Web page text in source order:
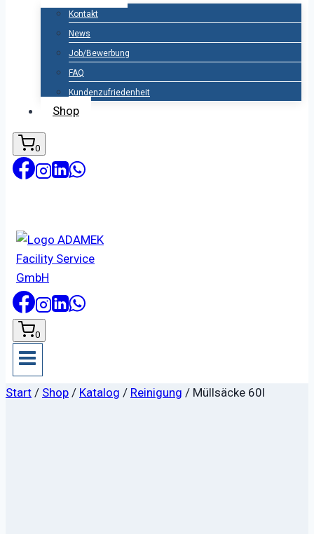
Kontakt
News
Job/Bewerbung
FAQ
Kundenzufriedenheit
Shop
0
0
Start / Shop / Katalog / Reinigung / Müllsäcke 60l